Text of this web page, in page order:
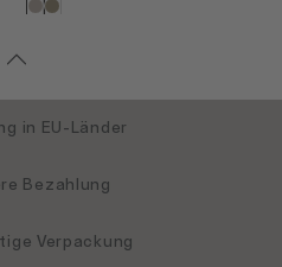
in EU-Länder
Bezahlung
Verpackung